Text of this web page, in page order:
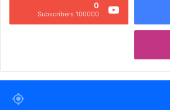
0
100000 Subscribers